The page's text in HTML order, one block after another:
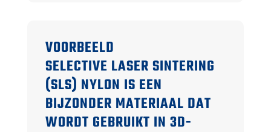
VOORBEELD
SELECTIVE LASER SINTERING
(SLS) NYLON IS EEN
BIJZONDER MATERIAAL DAT
WORDT GEBRUIKT IN 3D-